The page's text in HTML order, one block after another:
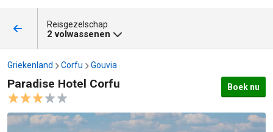
Reisgezelschap
2 volwassenen
Griekenland Corfu Gouvia
Paradise Hotel Corfu Boek nu
Paradise Hotel Corfu afbeeldingen